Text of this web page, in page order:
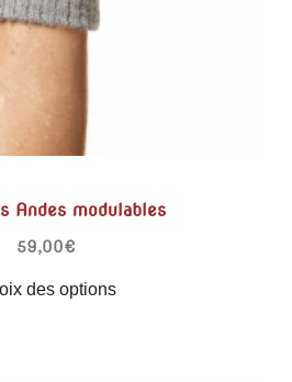
Andes modulables
59,00€
des options